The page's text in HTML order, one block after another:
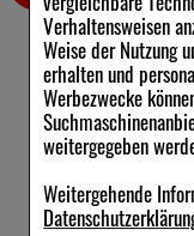
Verhaltensweisen
Weise der Nutzung
erhalten und
Werbezwecke
weitergegeben
Weitergehende